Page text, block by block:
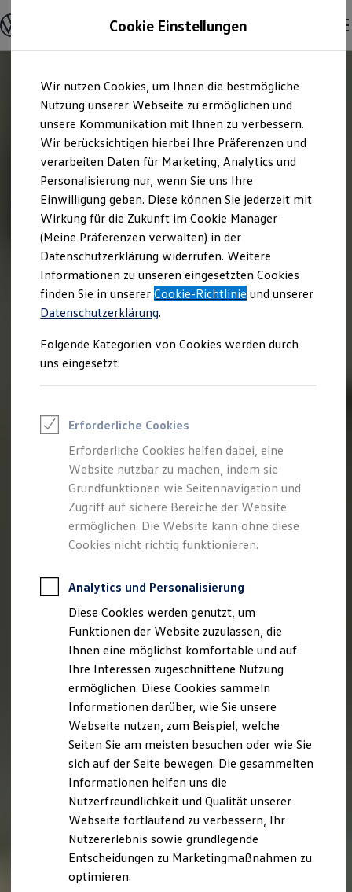
Hauptinhalt
springen
Footer
springen
Modelle & Konfigurator
Nutzfahrzeugkategorien entdecken
Modelle konfigurieren
Vorgängermodelle und Oldtimer
Vorgängermodelle
Oldtimer
Bulli Historie
Branchenlösungen & Gewerbekunden
Umbaulösungen und Hersteller finden
Auf- und Umbauten entdecken & konfigurieren
Groß- und Sonderkunden
Großkunden
Kommunen & Behörden
Journalisten
Sportvereine
Branchenlösungen
Bau & Handwerk
Gewerbliche Personenbeförderung
Service & mobile Werkstätten
Kurier, Logistik & Handel
Feuerwehr
Rettungsdienste
ONE Business ID Vorteile
Fahrzeugsuche & Marktplatz
Digitaler Marktplatz
Kauf & Finanzierung
Online-Fahrzeugbewertung
Aktionen & Angebote
E-Auto-Förderung
Für Privatkunden
Für Gewerbekunden
Profi Paket
TopDeal
Zertifizierte Gebrauchtwagen
Für Privatkunden
Für Gewerbekunden
Leasing
Für Privatkunden
Für Gewerbekunden
Versicherungen & Garantien
Garantien
Kfz-Versicherung für Nutzfahrzeuge
Restschuldversicherung
Wartungsverträge
Besitzer & Service
Reparatur & Service
Sommer-Special
Reparatur, Pflege & Inspektion
Servicetermin anfragen
Service-Vorteile bei Volkswagen Nutzfahrzeuge
ServicePlus
Economy Service
Räder & Reifen Service
Ersatzfahrzeuge
Cookie Einstellungen
Wir nutzen Cookies, um Ihnen die bestmögliche
Nutzung unserer Webseite zu ermöglichen und
unsere Kommunikation mit Ihnen zu verbessern.
Wir berücksichtigen hierbei Ihre Präferenzen und
verarbeiten Daten für Marketing, Analytics und
Personalisierung nur, wenn Sie uns Ihre
Einwilligung geben. Diese können Sie jederzeit mit
Wirkung für die Zukunft im Cookie Manager
(Meine Präferenzen verwalten) in der
Datenschutzerklärung widerrufen. Weitere
Informationen zu unseren eingesetzten Cookies
finden Sie in unsererCookie-Richtlinie und unserer
Datenschutzerklärung.
Folgende Kategorien von Cookies werden durch
uns eingesetzt:
Erforderliche Cookies
Erforderliche Cookies helfen dabei, eine
Website nutzbar zu machen, indem sie
Grundfunktionen wie Seitennavigation und
Zugriff auf sichere Bereiche der Website
ermöglichen. Die Website kann ohne diese
Cookies nicht richtig funktionieren.
Analytics und Personalisierung
Diese Cookies werden genutzt, um
Funktionen der Website zuzulassen, die
Ihnen eine möglichst komfortable und auf
Ihre Interessen zugeschnittene Nutzung
ermöglichen. Diese Cookies sammeln
Informationen darüber, wie Sie unsere
Webseite nutzen, zum Beispiel, welche
Seiten Sie am meisten besuchen oder wie Sie
sich auf der Seite bewegen. Die gesammelten
Informationen helfen uns die
Nutzerfreundlichkeit und Qualität unserer
Webseite fortlaufend zu verbessern, Ihr
Nutzererlebnis sowie grundlegende
Entscheidungen zu Marketingmaßnahmen zu
optimieren.